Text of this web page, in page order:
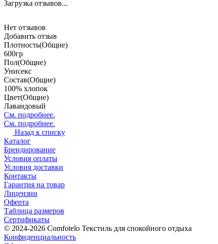
Загрузка отзывов...
Нет отзывов
Добавить отзыв
Плотность(Общие)
600гр
Пол(Общие)
Унисекс
Состав(Общие)
100% хлопок
Цвет(Общие)
Лавандовый
См. подробнее.
См. подробнее.
Назад к списку
Каталог
Брендирование
Условия оплаты
Условия доставки
Контакты
Гарантия на товар
Лицензии
Оферта
Таблица размеров
Сертификаты
© 2024-2026 Comfotelo Текстиль для спокойного отдыха
Конфиденциальность